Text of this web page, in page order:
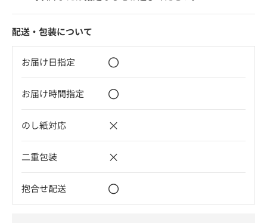
配送・包装について
お届け日指定 〇
お届け時間指定 〇
のし紙対応 ×
二重包装 ×
抱合せ配送 〇